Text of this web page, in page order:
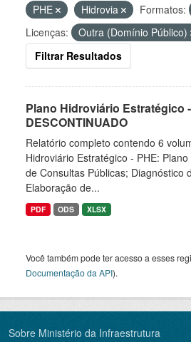
PHE
Hidrovia Formatos:
Licenças:
Outra (Domínio Público)
Filtrar Resultados
Plano Hidroviário Estratégico
DESCONTINUADO
Relatório completo contendo 6
Hidroviário Estratégico - PHE:
de Consultas Públicas; Diagnóstico
Elaboração de...
PDF ODS XLSX
Você também pode ter acesso a esses
Documentação da API).
Sobre Ministério da Infraestrutura